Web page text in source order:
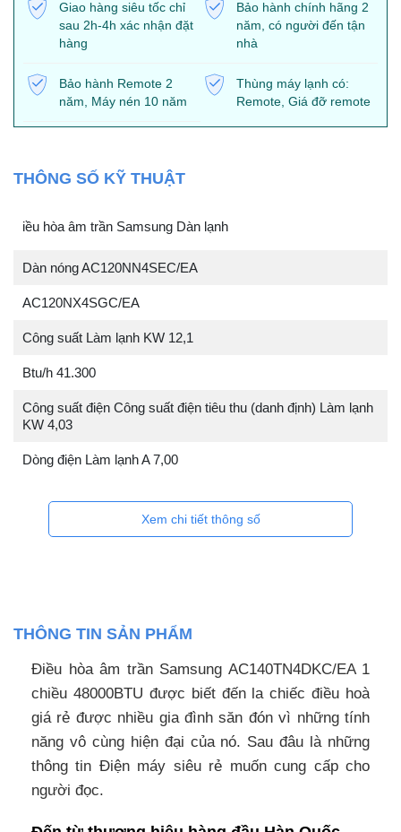
Giao hàng siêu tốc chỉ
sau 2h-4h xác nhận đặt
hàng
Bảo hành chính hãng 2
năm, có người đến tận
nhà
Bảo hành Remote 2
năm, Máy nén 10 năm
Thùng máy lạnh có:
Remote, Giá đỡ remote
THÔNG SỐ KỸ THUẬT
iều hòa âm trần Samsung Dàn lạnh
Dàn nóng AC120NN4SEC/EA
AC120NX4SGC/EA
Công suất Làm lạnh KW 12,1
Btu/h 41.300
Công suất điện Công suất điện tiêu thu (danh định) Làm lạnh
KW 4,03
Dòng điện Làm lạnh A 7,00
Xem chi tiết thông số
THÔNG TIN SẢN PHẨM
Điều hòa âm trần Samsung AC140TN4DKC/EA 1
chiều 48000BTU được biết đến la chiếc điều hoà
giá rẻ được nhiều gia đình săn đón vì những tính
năng vô cùng hiện đại của nó. Sau đâu là những
thông tin Điện máy siêu rẻ muốn cung cấp cho
người đọc.